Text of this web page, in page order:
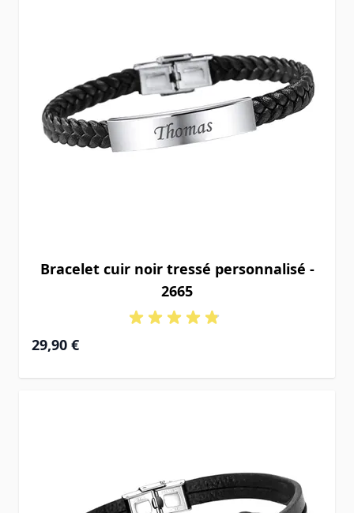
Bracelet cuir noir tressé personnalisé -
2665
29,90 €